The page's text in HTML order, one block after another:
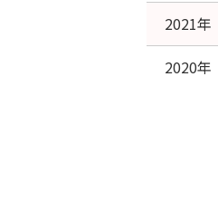
2021年
2020年